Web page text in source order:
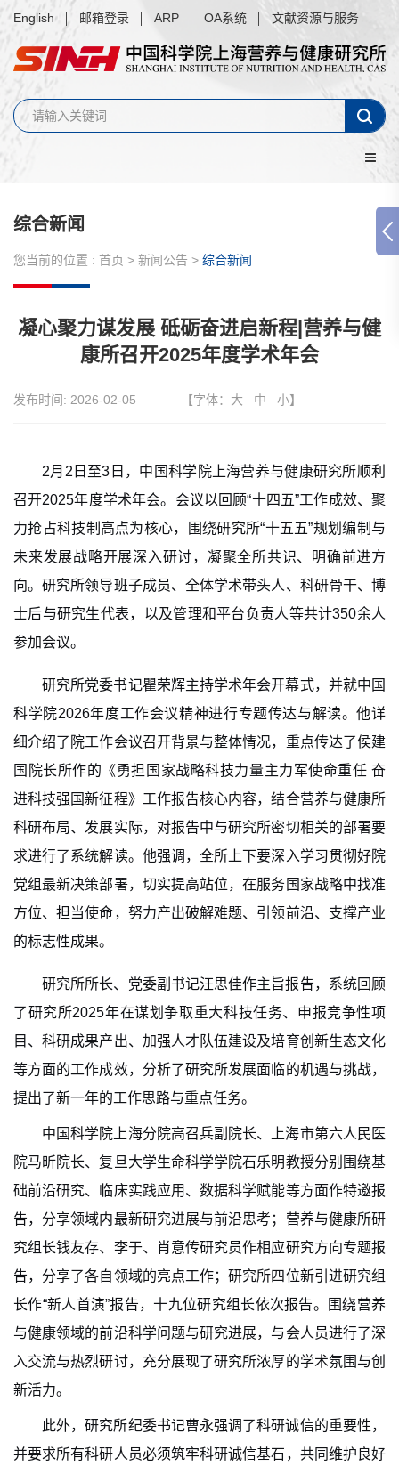
English 邮箱登录 ARP OA系统 文献资源与服务
综合新闻
您当前的位置 : 首页 > 新闻公告 > 综合新闻
凝心聚力谋发展 砥砺奋进启新程|营养与健
康所召开2025年度学术年会
发布时间: 2026-02-05 【字体： 大 中 小】
2月2日至3日，中国科学院上海营养与健康研究所顺利
召开2025年度学术年会。会议以回顾“十四五”工作成效、聚
力抢占科技制高点为核心，围绕研究所“十五五”规划编制与
未来发展战略开展深入研讨，凝聚全所共识、明确前进方
向。研究所领导班子成员、全体学术带头人、科研骨干、博
士后与研究生代表，以及管理和平台负责人等共计350余人
参加会议。
研究所党委书记瞿荣辉主持学术年会开幕式，并就中国
科学院2026年度工作会议精神进行专题传达与解读。他详
细介绍了院工作会议召开背景与整体情况，重点传达了侯建
国院长所作的《勇担国家战略科技力量主力军使命重任 奋
进科技强国新征程》工作报告核心内容，结合营养与健康所
科研布局、发展实际，对报告中与研究所密切相关的部署要
求进行了系统解读。他强调，全所上下要深入学习贯彻好院
党组最新决策部署，切实提高站位，在服务国家战略中找准
方位、担当使命，努力产出破解难题、引领前沿、支撑产业
的标志性成果。
研究所所长、党委副书记汪思佳作主旨报告，系统回顾
了研究所2025年在谋划争取重大科技任务、申报竞争性项
目、科研成果产出、加强人才队伍建设及培育创新生态文化
等方面的工作成效，分析了研究所发展面临的机遇与挑战，
提出了新一年的工作思路与重点任务。
中国科学院上海分院高召兵副院长、上海市第六人民医
院马昕院长、复旦大学生命科学学院石乐明教授分别围绕基
础前沿研究、临床实践应用、数据科学赋能等方面作特邀报
告，分享领域内最新研究进展与前沿思考；营养与健康所研
究组长钱友存、李于、肖意传研究员作相应研究方向专题报
告，分享了各自领域的亮点工作；研究所四位新引进研究组
长作“新人首演”报告，十九位研究组长依次报告。围绕营养
与健康领域的前沿科学问题与研究进展，与会人员进行了深
入交流与热烈研讨，充分展现了研究所浓厚的学术氛围与创
新活力。
此外，研究所纪委书记曹永强调了科研诚信的重要性，
并要求所有科研人员必须筑牢科研诚信基石，共同维护良好